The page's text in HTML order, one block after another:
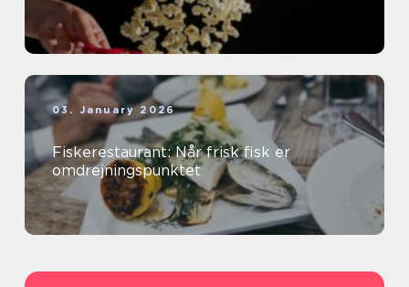
03. January 2026
Fiskerestaurant: Når frisk fisk er
omdrejningspunktet